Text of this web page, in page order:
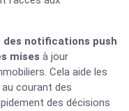
des notifications push
mises à jour
Cela aide les
courant des
des décisions